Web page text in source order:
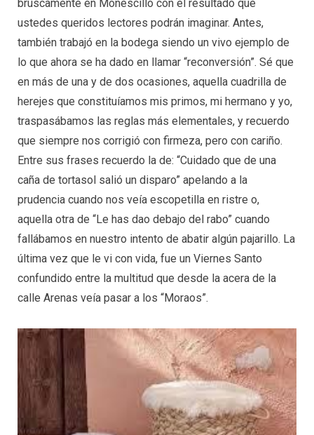
bruscamente en Monescillo con el resultado que
ustedes queridos lectores podrán imaginar. Antes,
también trabajó en la bodega siendo un vivo ejemplo de
lo que ahora se ha dado en llamar “reconversión”. Sé que
en más de una y de dos ocasiones, aquella cuadrilla de
herejes que constituíamos mis primos, mi hermano y yo,
traspasábamos las reglas más elementales, y recuerdo
que siempre nos corrigió con firmeza, pero con cariño.
Entre sus frases recuerdo la de: “Cuidado que de una
caña de tortasol salió un disparo” apelando a la
prudencia cuando nos veía escopetilla en ristre o,
aquella otra de “Le has dao debajo del rabo” cuando
fallábamos en nuestro intento de abatir algún pajarillo. La
última vez que le vi con vida, fue un Viernes Santo
confundido entre la multitud que desde la acera de la
calle Arenas veía pasar a los “Moraos”.